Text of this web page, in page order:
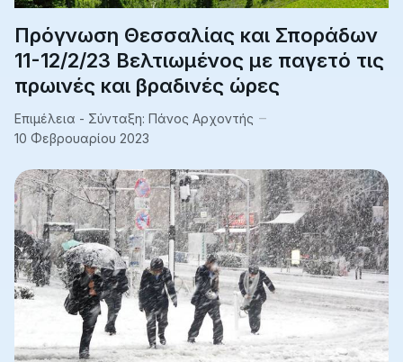
Πρόγνωση Θεσσαλίας και Σποράδων
11-12/2/23 Βελτιωμένος με παγετό τις
πρωινές και βραδινές ώρες
Επιμέλεια - Σύνταξη: Πάνος Αρχοντής
10 Φεβρουαρίου 2023